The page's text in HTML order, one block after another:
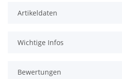
Artikeldaten
Wichtige Infos
Bewertungen